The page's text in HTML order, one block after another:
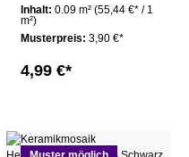
Inhalt: 0.09 m² (55,44 €* / 1
m²)
Musterpreis: 3,90 €*
4,99 €*